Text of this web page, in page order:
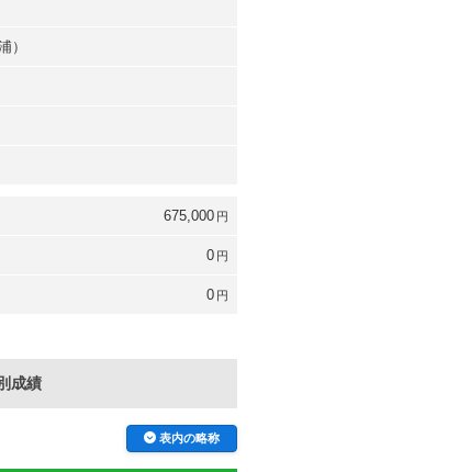
）
675,000 円
0 円
0 円
成績
表内の略称